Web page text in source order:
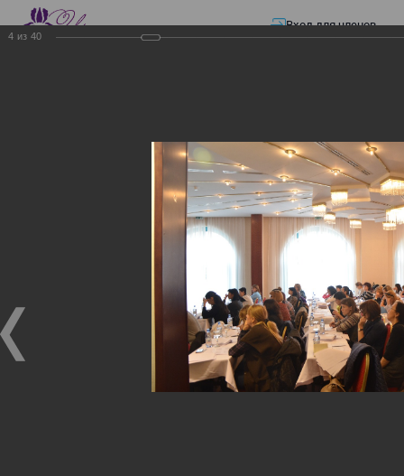
Вход для членов
Презентации—Изменения в трудовом и налоговом
законодательстве: Обязательное медицинское страхование, всеобщее
налоговое декларирование, изменения в налоговом законодательстве
Изменения в трудовом и
законодательстве:
Обязательное
медицинское страхование,
4 из 40